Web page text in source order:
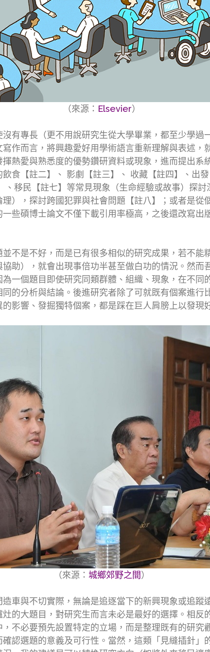
（來源： Elsevier）
有專長（更不用說研究生從大學畢業，都至少學過
作而言，將興趣愛好用學術語言重新理解與表述，
熱愛與熟悉度的優勢鑽研資料或現象，進而提出系
食【註二】、 影劇【註三】、 收藏【註四】、出
移民【註七】等常見現象（生命經驗或故事）探
），探討跨國犯罪與社會問題【註八】；或者是從
些碩博士論文不僅下載引用率極高，之後還改寫出
不是不好，而是已有很多相似的研究成果，若不能
助），就會出現事倍功半甚至做白功的情況。然而
一個題目即使研究同類群體、組織、現象，在不同
的分析與結論。後進研究者除了可就既有個案進行
影響、發掘獨特個案，都是踩在巨人肩膀上以發現
（來源： 城鄉郊野之間）
車與不切實際，無論是追逐當下的新興現象或追蹤
的大題目，對研究生而言未必是最好的選擇。相反
不必要預先設置特定的立場，而是整理既有的研究
認選題的意義及可行性。當然，這類「見縫插針」